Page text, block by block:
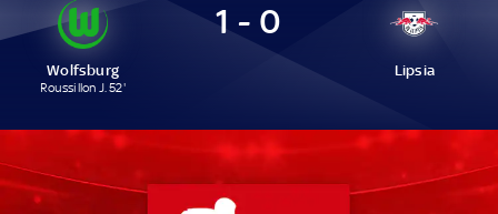
Wolfsburg
Roussillon J. 52'
1 - 0
Lipsia